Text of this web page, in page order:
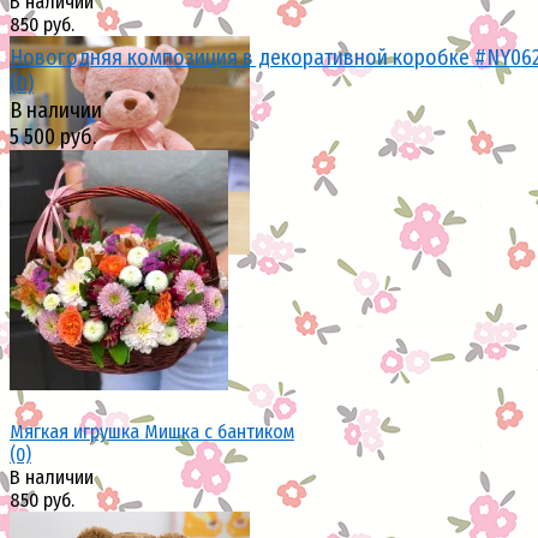
избранное
850 руб.
Мягкая игрушка Мишка с бантиком
(0)
В наличии
850 руб.
избранное сравнить
Новогодняя композиция в декоративной коробке
(0)
В наличии
5 500 руб.